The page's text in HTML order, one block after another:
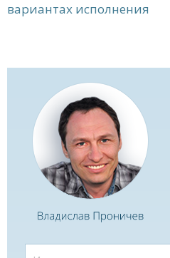
вариантах исполнения